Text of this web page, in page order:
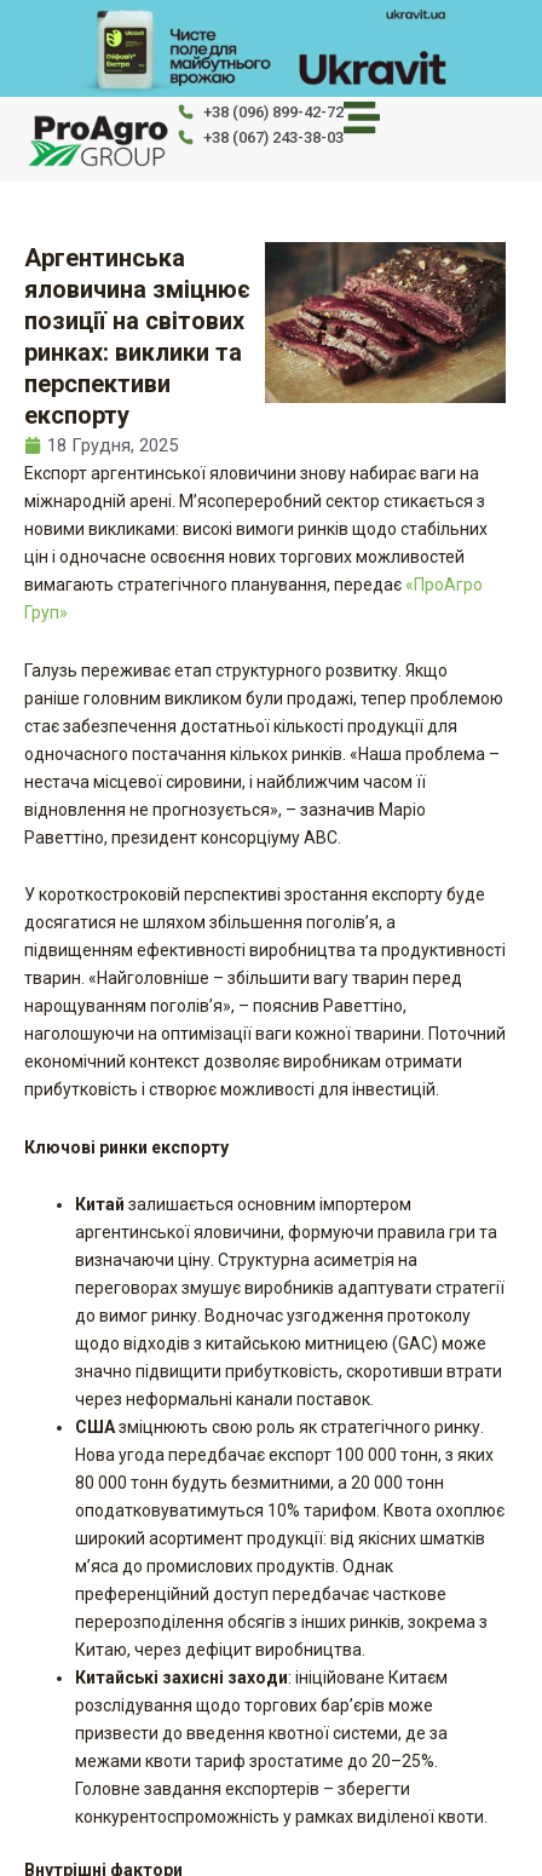
+38 (096) 899-42-72
+38 (067) 243-38-03
Аргентинська
яловичина зміцнює
позиції на світових
ринках: виклики та
перспективи
експорту
18 Грудня, 2025
Експорт аргентинської яловичини знову набирає ваги на
міжнародній арені. М’ясопереробний сектор стикається з
новими викликами: високі вимоги ринків щодо стабільних
цін і одночасне освоєння нових торгових можливостей
вимагають стратегічного планування, передає «ПроАгро
Груп»
Галузь переживає етап структурного розвитку. Якщо
раніше головним викликом були продажі, тепер проблемою
стає забезпечення достатньої кількості продукції для
одночасного постачання кількох ринків. «Наша проблема –
нестача місцевої сировини, і найближчим часом її
відновлення не прогнозується», – зазначив Маріо
Раветтіно, президент консорціуму ABC.
У короткостроковій перспективі зростання експорту буде
досягатися не шляхом збільшення поголів’я, а
підвищенням ефективності виробництва та продуктивності
тварин. «Найголовніше – збільшити вагу тварин перед
нарощуванням поголів’я», – пояснив Раветтіно,
наголошуючи на оптимізації ваги кожної тварини. Поточний
економічний контекст дозволяє виробникам отримати
прибутковість і створює можливості для інвестицій.
Ключові ринки експорту
Китай залишається основним імпортером
аргентинської яловичини, формуючи правила гри та
визначаючи ціну. Структурна асиметрія на
переговорах змушує виробників адаптувати стратегії
до вимог ринку. Водночас узгодження протоколу
щодо відходів з китайською митницею (GAC) може
значно підвищити прибутковість, скоротивши втрати
через неформальні канали поставок.
СШАзміцнюють свою роль як стратегічного ринку.
Нова угода передбачає експорт 100 000 тонн, з яких
80 000 тонн будуть безмитними, а 20 000 тонн
оподатковуватимуться 10% тарифом. Квота охоплює
широкий асортимент продукції: від якісних шматків
м’яса до промислових продуктів. Однак
преференційний доступ передбачає часткове
перерозподілення обсягів з інших ринків, зокрема з
Китаю, через дефіцит виробництва.
Китайські захисні заходи: ініційоване Китаєм
розслідування щодо торгових бар’єрів може
призвести до введення квотної системи, де за
межами квоти тариф зростатиме до 20–25%.
Головне завдання експортерів – зберегти
конкурентоспроможність у рамках виділеної квоти.
Внутрішні фактори